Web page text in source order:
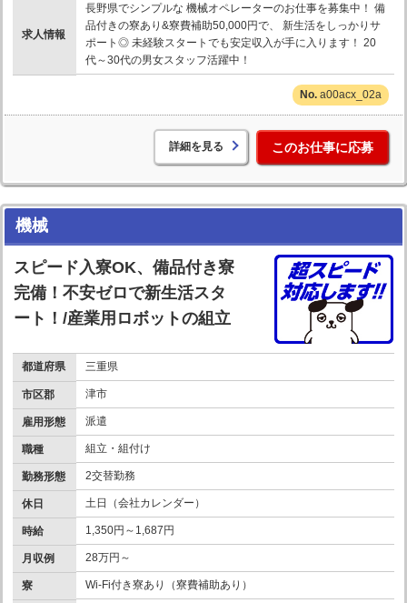
求人情報
長野県でシンプルな 機械オペレーターのお仕事を募集中！ 備
品付きの寮あり&寮費補助50,000円で、 新生活をしっかりサ
ポート◎ 未経験スタートでも安定収入が手に入ります！ 20
代～30代の男女スタッフ活躍中！
a00acx_02a
詳細を見る このお仕事に応募
機械
スピード入寮OK、備品付き寮
完備！不安ゼロで新生活スタ
ート！/産業用ロボットの組立
都道府県 三重県
市区郡 津市
雇用形態 派遣
職種 組立・組付け
勤務形態 2交替勤務
休日 土日（会社カレンダー）
時給 1,350円～1,687円
月収例 28万円～
寮 Wi-Fi付き寮あり（寮費補助あり）